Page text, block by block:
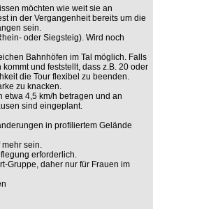
möchten wie weit sie an
in der Vergangenheit bereits um die
sein.
oder Siegsteig). Wird noch
Bahnhöfen im Tal möglich. Falls
und feststellt, dass z.B. 20 oder
die Tour flexibel zu beenden.
zu knacken.
etwa 4,5 km/h betragen und an
sind eingeplant.
in profiliertem Gelände
sein.
erforderlich.
Gruppe, daher nur für Frauen im